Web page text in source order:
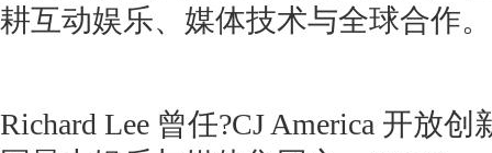
耕互动娱乐、媒体技术与全球合作。
Richard Lee 曾任?CJ America 开放